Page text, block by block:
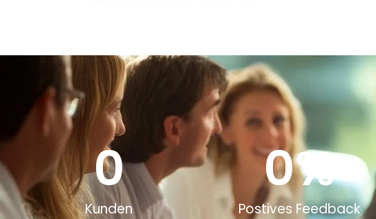
Kunden
0
Postives Feedback
0%